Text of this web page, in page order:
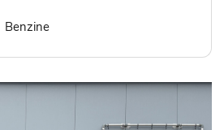
Benzine